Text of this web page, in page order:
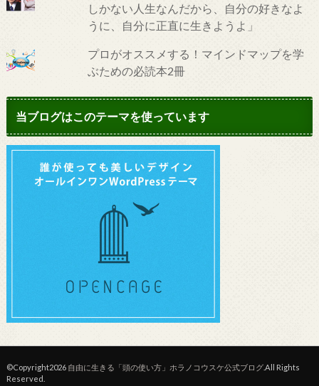
しかない人生なんだから、自分の好きなよ
うに、自分に正直に生きようよ」
プロがオススメする！マインドマップを学
ぶための必読本2冊
当ブログはこのテーマを使っています
©Copyright2026 自由に生きる「頭の使い方」ホラノコウスケ公式ブログ.All Rights
Reserved.